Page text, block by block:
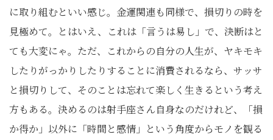
に取り組むといい感じ。金運関連も同様で、損切りの時を
見極めて。とはいえ、これは「言うは易し」で、決断はと
ても大変にゃ。ただ、これからの自分の人生が、ヤキモキ
したりがっかりしたりすることに消費されるなら、サッサ
と損切りして、そのことは忘れて楽しく生きるという考え
方もある。決めるのは射手座さん自身なのだけれど、「損
か得か」以外に「時間と感情」という角度からモノを観る